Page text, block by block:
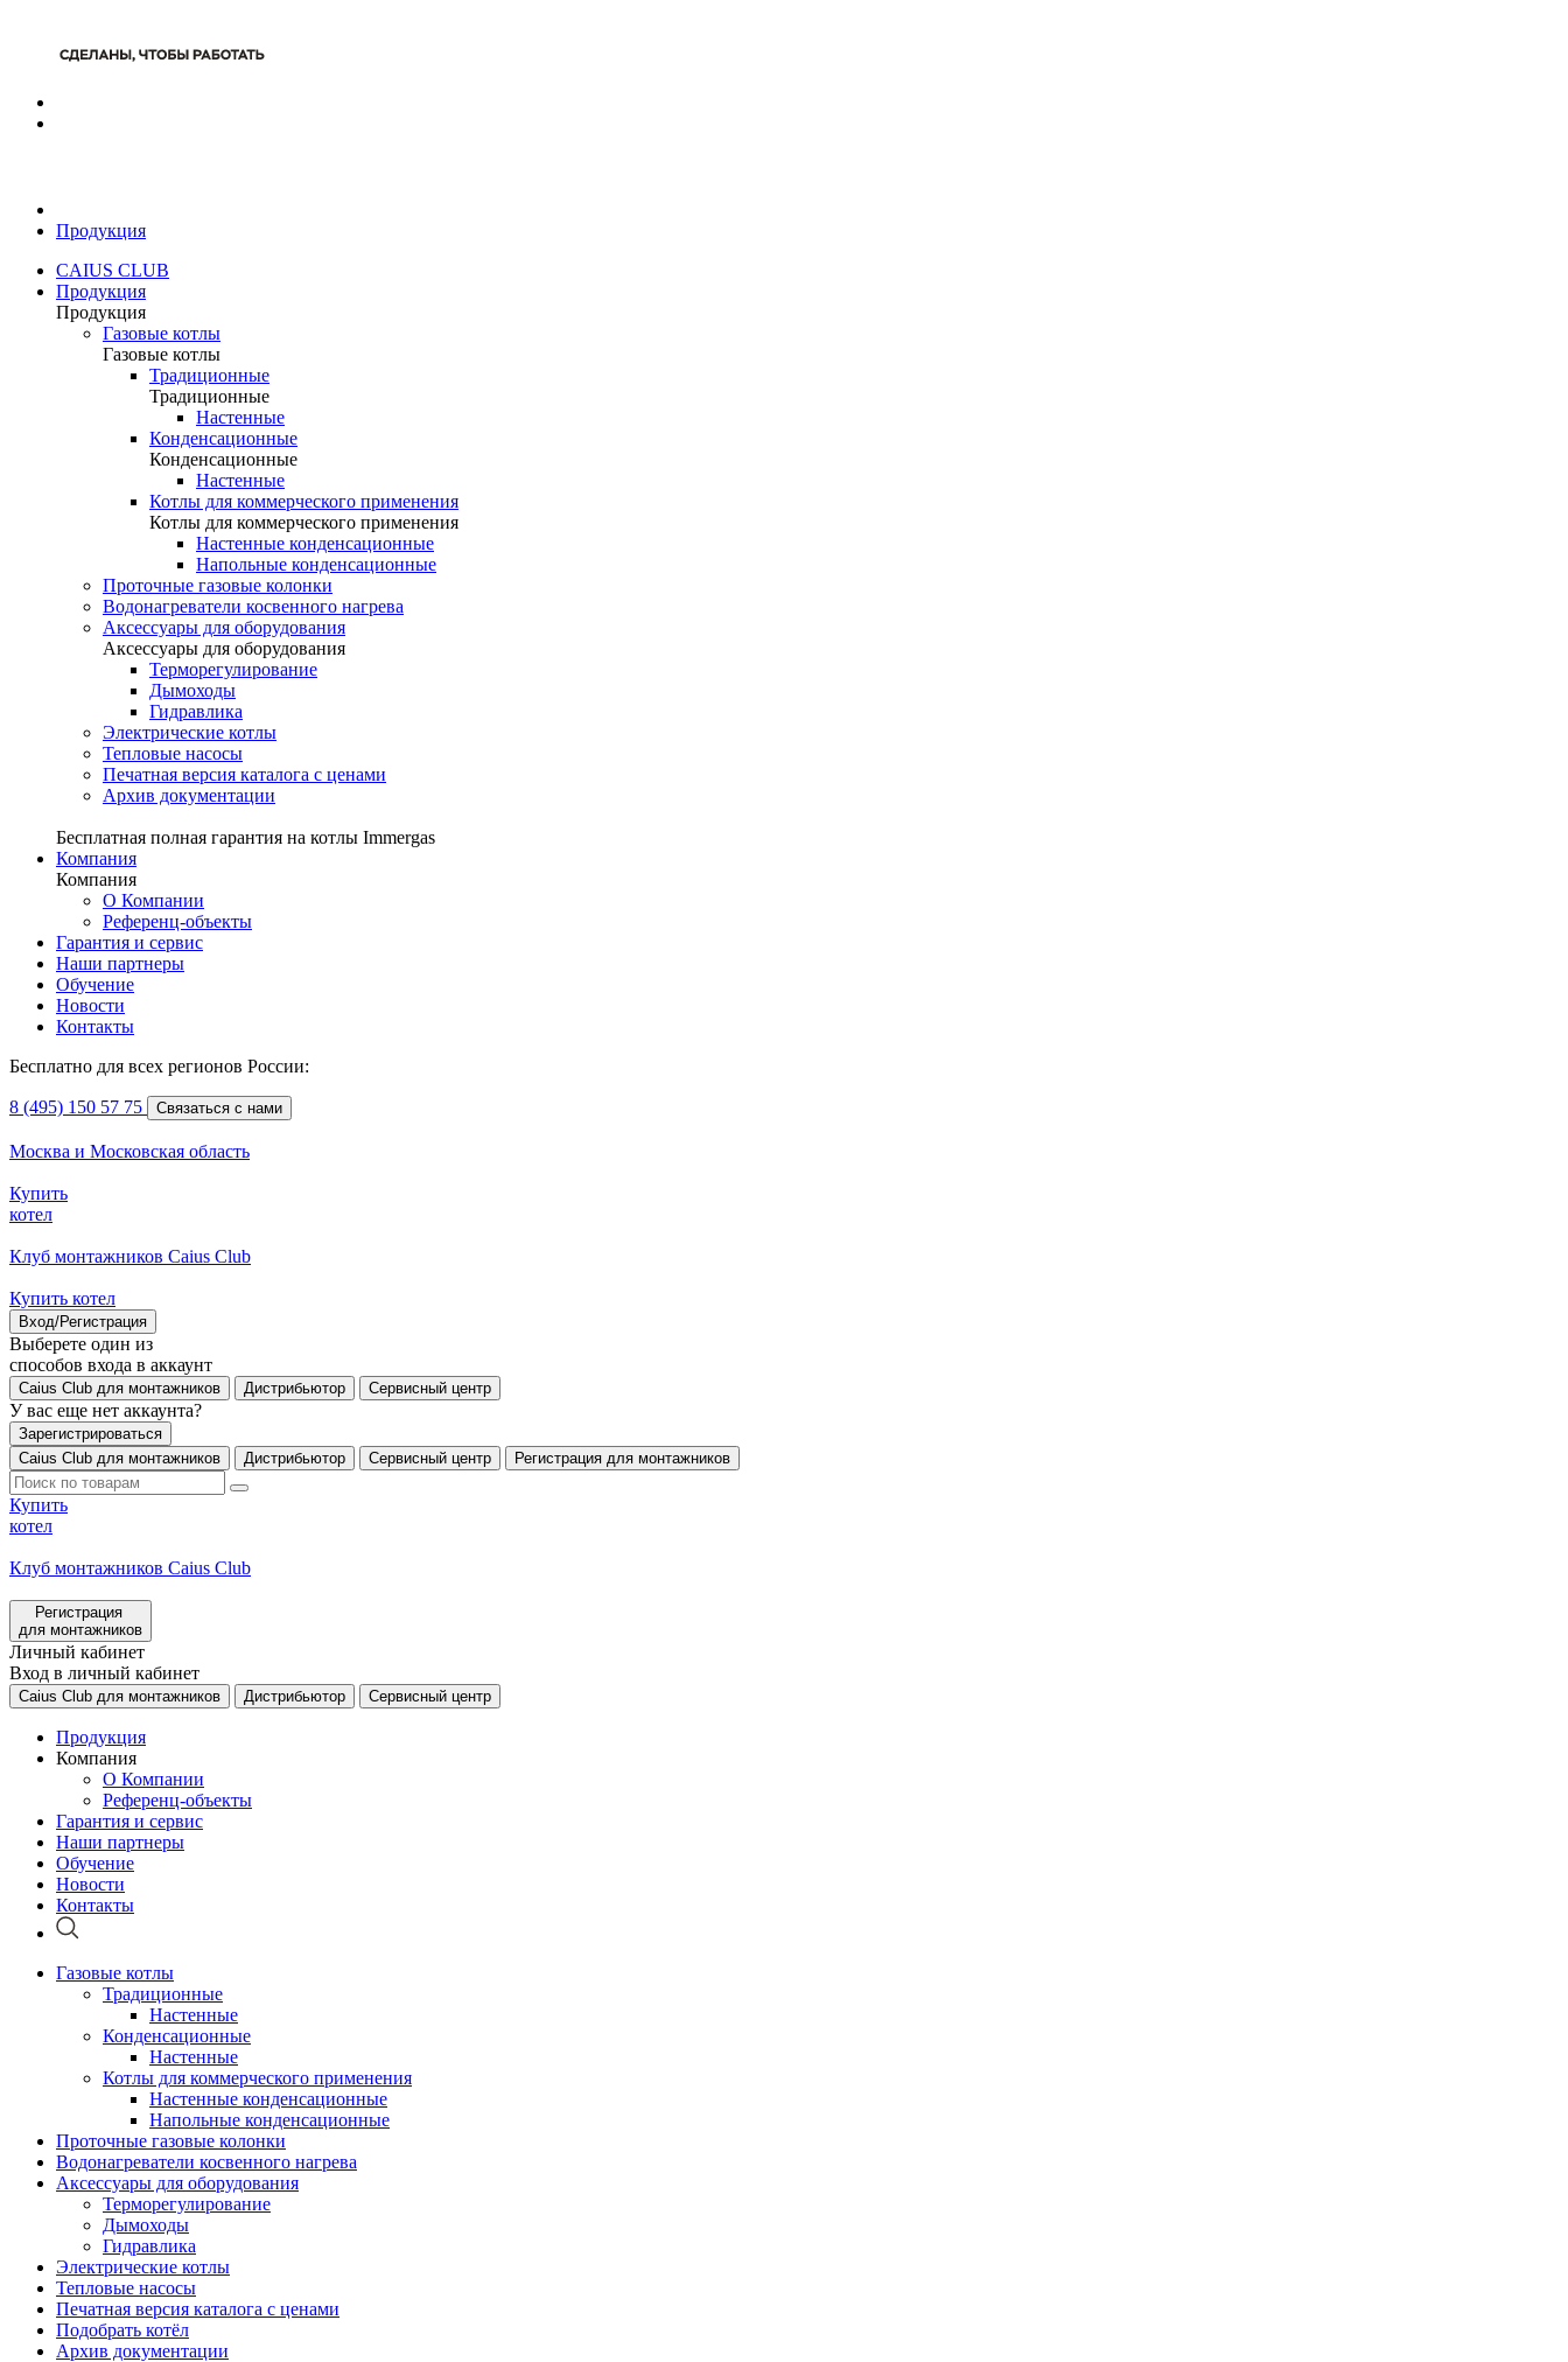
Продукция
CAIUS CLUB
Продукция
Продукция
Газовые котлы
Газовые котлы
Традиционные
Традиционные
Настенные
Конденсационные
Конденсационные
Настенные
Котлы для коммерческого применения
Котлы для коммерческого применения
Настенные конденсационные
Напольные конденсационные
Проточные газовые колонки
Водонагреватели косвенного нагрева
Аксессуары для оборудования
Аксессуары для оборудования
Терморегулирование
Дымоходы
Гидравлика
Электрические котлы
Тепловые насосы
Печатная версия каталога с ценами
Архив документации
Бесплатная полная гарантия на котлы Immergas
Компания
Компания
О Компании
Референц-объекты
Гарантия и сервис
Наши партнеры
Обучение
Новости
Контакты
Бесплатно для всех регионов России:
8 (495) 150 57 75 Связаться с нами
Москва и Московская область
Купить
котел
Клуб монтажников Caius Club
Купить котел
Вход/Регистрация
Выберете один из
способов входа в аккаунт
Caius Club для монтажников Дистрибьютор Сервисный центр
У вас еще нет аккаунта?
Зарегистрироваться
Caius Club для монтажников
Дистрибьютор Сервисный центр Регистрация для монтажников
Купить
котел
Клуб монтажников Caius Club
Регистрация
для монтажников
Личный кабинет
Вход в личный кабинет
Caius Club для монтажников Дистрибьютор Сервисный центр
Продукция
Компания
О Компании
Референц-объекты
Гарантия и сервис
Наши партнеры
Обучение
Новости
Контакты
Газовые котлы
Традиционные
Настенные
Конденсационные
Настенные
Котлы для коммерческого применения
Настенные конденсационные
Напольные конденсационные
Проточные газовые колонки
Водонагреватели косвенного нагрева
Аксессуары для оборудования
Терморегулирование
Дымоходы
Гидравлика
Электрические котлы
Тепловые насосы
Печатная версия каталога с ценами
Подобрать котёл
Архив документации